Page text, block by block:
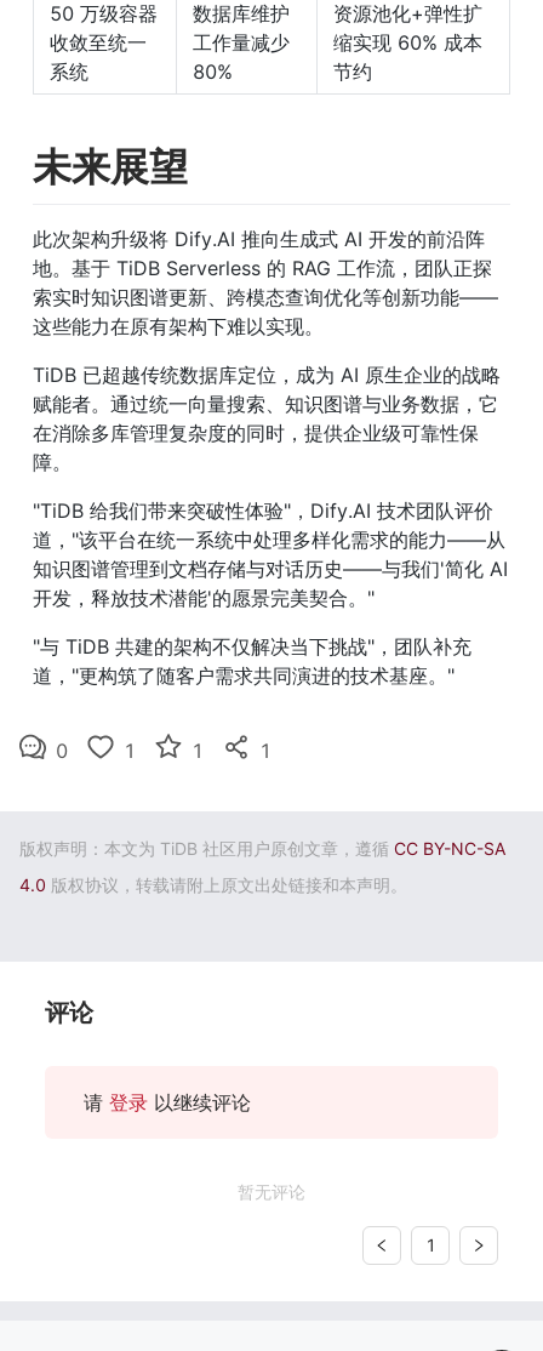
50 万级容器
收敛至统一
系统
数据库维护
工作量减少
80%
资源池化+弹性扩
缩实现 60% 成本
节约
未来展望
此次架构升级将 Dify.AI 推向生成式 AI 开发的前沿阵
地。基于 TiDB Serverless 的 RAG 工作流，团队正探
索实时知识图谱更新、跨模态查询优化等创新功能——
这些能力在原有架构下难以实现。
TiDB 已超越传统数据库定位，成为 AI 原生企业的战略
赋能者。通过统一向量搜索、知识图谱与业务数据，它
在消除多库管理复杂度的同时，提供企业级可靠性保
障。
"TiDB 给我们带来突破性体验"，Dify.AI 技术团队评价
道，"该平台在统一系统中处理多样化需求的能力——从
知识图谱管理到文档存储与对话历史——与我们'简化 AI
开发，释放技术潜能'的愿景完美契合。"
"与 TiDB 共建的架构不仅解决当下挑战"，团队补充
道，"更构筑了随客户需求共同演进的技术基座。"
0 1 1 1
版权声明：本文为 TiDB 社区用户原创文章，遵循 CC BY-NC-SA
4.0 版权协议，转载请附上原文出处链接和本声明。
评论
请 登录 以继续评论
暂无评论
1